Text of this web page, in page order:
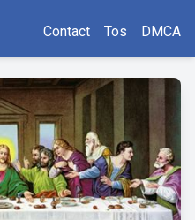
Contact Tos DMCA